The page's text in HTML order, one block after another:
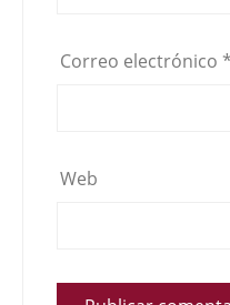
Correo electrónico *
Web